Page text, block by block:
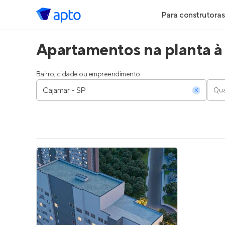
Para construtoras
Geração de
Geração de
Parcerias
Anunciar
Entrar no
Apartamentos na planta
Bairro, cidade ou empreendimento